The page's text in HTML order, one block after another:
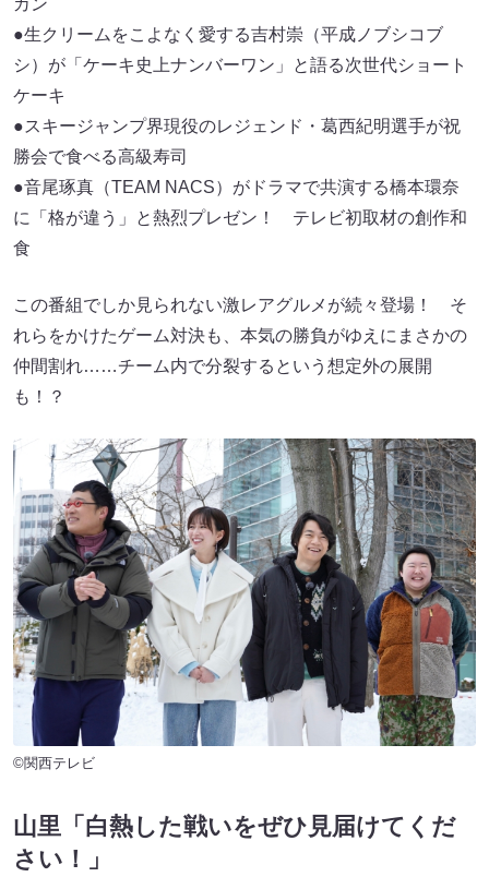
カン
●生クリームをこよなく愛する吉村崇（平成ノブシコブ
シ）が「ケーキ史上ナンバーワン」と語る次世代ショート
ケーキ
●スキージャンプ界現役のレジェンド・葛西紀明選手が祝
勝会で食べる高級寿司
●音尾琢真（TEAM NACS）がドラマで共演する橋本環奈
に「格が違う」と熱烈プレゼン！ テレビ初取材の創作和
食
この番組でしか見られない激レアグルメが続々登場！ そ
れらをかけたゲーム対決も、本気の勝負がゆえにまさかの
仲間割れ……チーム内で分裂するという想定外の展開
も！？
©関西テレビ
山里「白熱した戦いをぜひ見届けてくだ
さい！」